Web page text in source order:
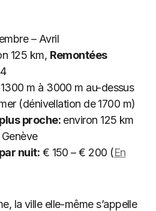
– Avril
125 km, Remontées
m à 3000 m au-dessus
(dénivellation de 1700 m)
proche: environ 125 km
nuit: € 150 – € 200 (En
la ville elle-même s’appelle